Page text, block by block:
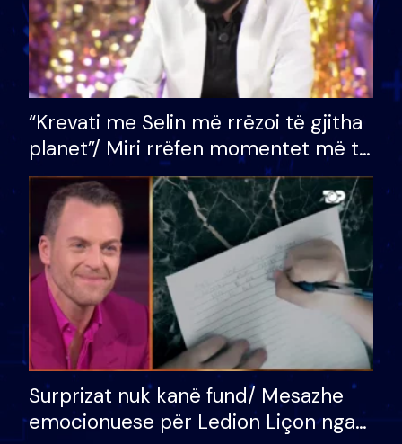
“Krevati me Selin më rrëzoi të gjitha
planet”/ Miri rrëfen momentet më të
bukura në shtëpinë e BB VIP: Do më
mungojë zilja e mëngjesit kur…
Surprizat nuk kanë fund/ Mesazhe
emocionuese për Ledion Liçon nga